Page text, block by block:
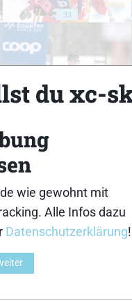
33
du xc-
wie gewohnt mit
Alle Infos dazu
Datenschutzerklärung!